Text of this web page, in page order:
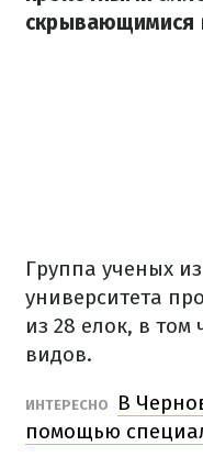
скрывающимися
Группа ученых
университета
из 28 елок, в
видов.
ИНТЕРЕСНО
В
помощью